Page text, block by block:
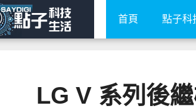
首頁 點子科
LG V 系列後